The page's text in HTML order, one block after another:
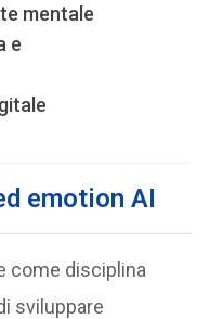
mentale
e
emotion AI
come disciplina
sviluppare